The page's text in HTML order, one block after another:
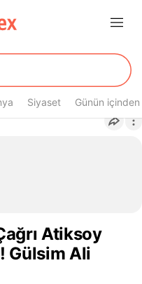
Siyaset Günün içinden
Atiksoy
Gülsim Ali